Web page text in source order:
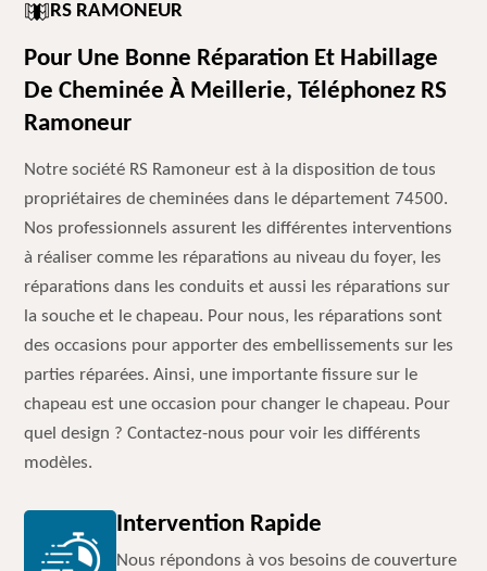
RS RAMONEUR
Pour Une Bonne Réparation Et Habillage
De Cheminée À Meillerie, Téléphonez RS
Ramoneur
Notre société RS Ramoneur est à la disposition de tous
propriétaires de cheminées dans le département 74500.
Nos professionnels assurent les différentes interventions
à réaliser comme les réparations au niveau du foyer, les
réparations dans les conduits et aussi les réparations sur
la souche et le chapeau. Pour nous, les réparations sont
des occasions pour apporter des embellissements sur les
parties réparées. Ainsi, une importante fissure sur le
chapeau est une occasion pour changer le chapeau. Pour
quel design ? Contactez-nous pour voir les différents
modèles.
Intervention Rapide
Nous répondons à vos besoins de couverture